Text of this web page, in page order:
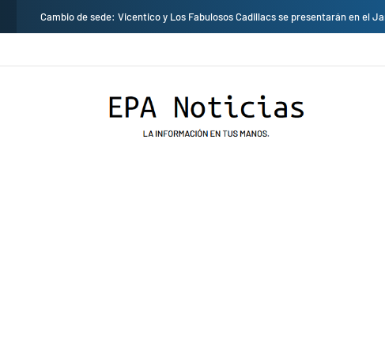
Empresas privadas donan equipos al hospital Honorio Delgado para